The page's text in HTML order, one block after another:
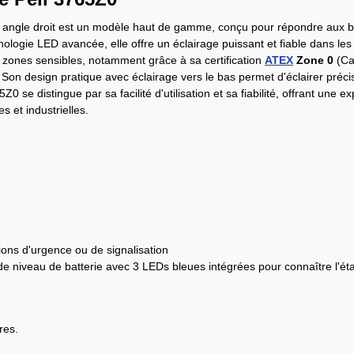
droit est un modèle haut de gamme, conçu pour répondre aux
LED avancée, elle offre un éclairage puissant et fiable dans
sensibles, notamment grâce à sa certification ATEX Zone 0
design pratique avec éclairage vers le bas permet d'éclairer
se distingue par sa facilité d'utilisation et sa fiabilité, offrant une
et industrielles.
d'urgence ou de signalisation
niveau de batterie avec 3 LEDs bleues intégrées pour connaître